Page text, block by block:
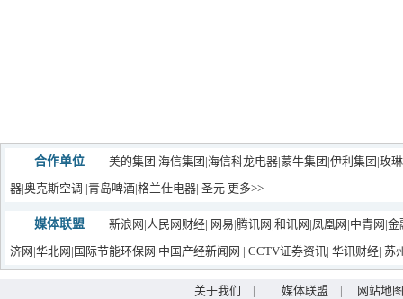
合作单位 美的集团 |海信集团 |海信科龙电器|蒙牛集团|伊利集团 |玫
器|奥克斯空调 |青岛啤酒|格兰仕电器| 圣元 更多>>
媒体联盟 新浪网 |人民网财经| 网易|腾讯网 |和讯网 |凤凰网 |中青网 |金
济网 |华北网 | 国际节能环保网 |中国产经新闻网 | CCTV证券资讯| 华讯财经| 苏
关于我们 | 媒体联盟 | 网站地图